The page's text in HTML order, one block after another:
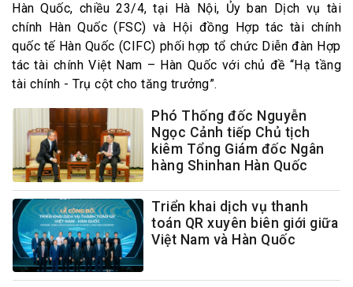
Hàn Quốc, chiều 23/4, tại Hà Nội, Ủy ban Dịch vụ tài
chính Hàn Quốc (FSC) và Hội đồng Hợp tác tài chính
quốc tế Hàn Quốc (CIFC) phối hợp tổ chức Diễn đàn Hợp
tác tài chính Việt Nam – Hàn Quốc với chủ đề “Hạ tầng
tài chính - Trụ cột cho tăng trưởng”.
Phó Thống đốc Nguyễn
Ngọc Cảnh tiếp Chủ tịch
kiêm Tổng Giám đốc Ngân
hàng Shinhan Hàn Quốc
Triển khai dịch vụ thanh
toán QR xuyên biên giới giữa
Việt Nam và Hàn Quốc